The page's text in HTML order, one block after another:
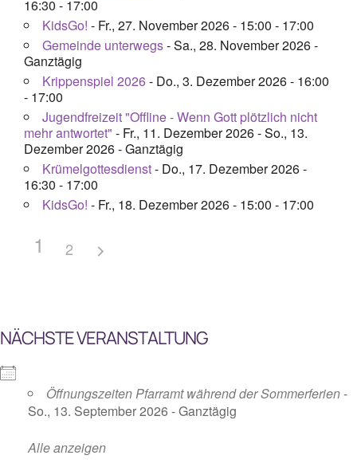
16:30 - 17:00
KidsGo! - Fr., 27. November 2026 - 15:00 - 17:00
Gemeinde unterwegs- Sa., 28. November 2026 -
Ganztägig
Krippenspiel 2026- Do., 3. Dezember 2026 - 16:00
- 17:00
Jugendfreizeit "Offline - Wenn Gott plötzlich nicht
mehr antwortet" - Fr., 11. Dezember 2026 - So., 13.
Dezember 2026 - Ganztägig
Krümelgottesdienst- Do., 17. Dezember 2026 -
16:30 - 17:00
KidsGo! - Fr., 18. Dezember 2026 - 15:00 - 17:00
1 2
NÄCHSTE VERANSTALTUNG
Öffnungszeiten Pfarramt während der Sommerferien-
So., 13. September 2026 - Ganztägig
Alle anzeigen